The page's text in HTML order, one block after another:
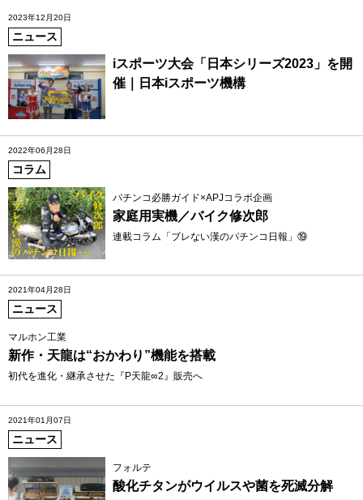
2023年12月20日
ニュース
iスポーツ大会「日本シリーズ2023」を開
催｜日本iスポーツ機構
2022年06月28日
コラム
パチンコ必勝ガイド×APJコラボ企画
家庭用実機／バイク修次郎
連載コラム「ブレない漢のパチンコ日報」⑲
2021年04月28日
ニュース
マルホン工業
新作・天龍は“おかわり”機能を搭載
初代を進化・継承させた『P天龍∞2』販売へ
2021年01月07日
ニュース
フォルテ
酸化チタンがウイルスや菌を死滅分解